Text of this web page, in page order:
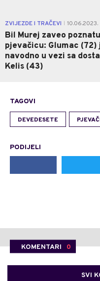
ZVIJEZDE I TRAČEVI 10.06.2023.
Bil Murej zaveo poznatu
pjevačicu: Glumac (72)
navodno u vezi sa
Kelis (43)
TAGOVI
DEVEDESETE
PODIJELI
KOMENTARI 0
SVI